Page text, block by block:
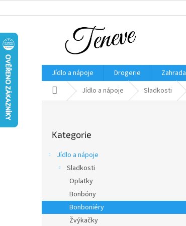
na
Jídlo a nápoje Drogerie Zahrada
Domů Jídlo a nápoje Sladkosti
a
kategorie
Kategorie
Jídlo a nápoje
Sladkosti
Oplatky
Bonbóny
Bonboniéry
Žvýkačky